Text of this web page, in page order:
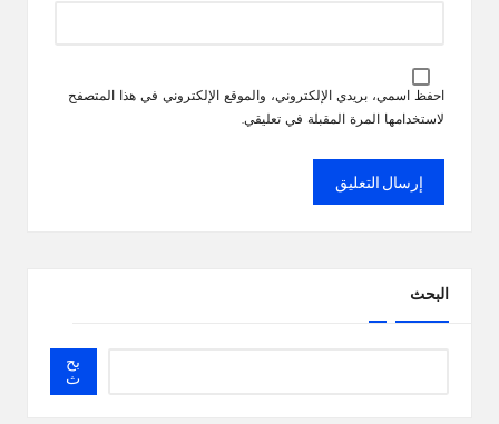
احفظ اسمي، بريدي الإلكتروني، والموقع الإلكتروني في هذا المتصفح
لاستخدامها المرة المقبلة في تعليقي.
البحث
بح
ث